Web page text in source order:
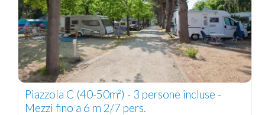
Piazzola C (40-50m²) - 3 persone incluse -
Mezzi fino a 6 m 2/7 pers.